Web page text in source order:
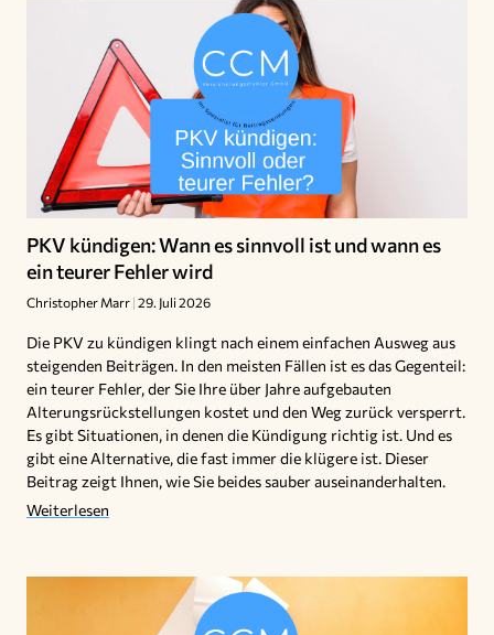
PKV kündigen: Wann es sinnvoll ist und wann es
ein teurer Fehler wird
Christopher Marr 29. Juli 2026
Die PKV zu kündigen klingt nach einem einfachen Ausweg aus
steigenden Beiträgen. In den meisten Fällen ist es das Gegenteil:
ein teurer Fehler, der Sie Ihre über Jahre aufgebauten
Alterungsrückstellungen kostet und den Weg zurück versperrt.
Es gibt Situationen, in denen die Kündigung richtig ist. Und es
gibt eine Alternative, die fast immer die klügere ist. Dieser
Beitrag zeigt Ihnen, wie Sie beides sauber auseinanderhalten.
Weiterlesen